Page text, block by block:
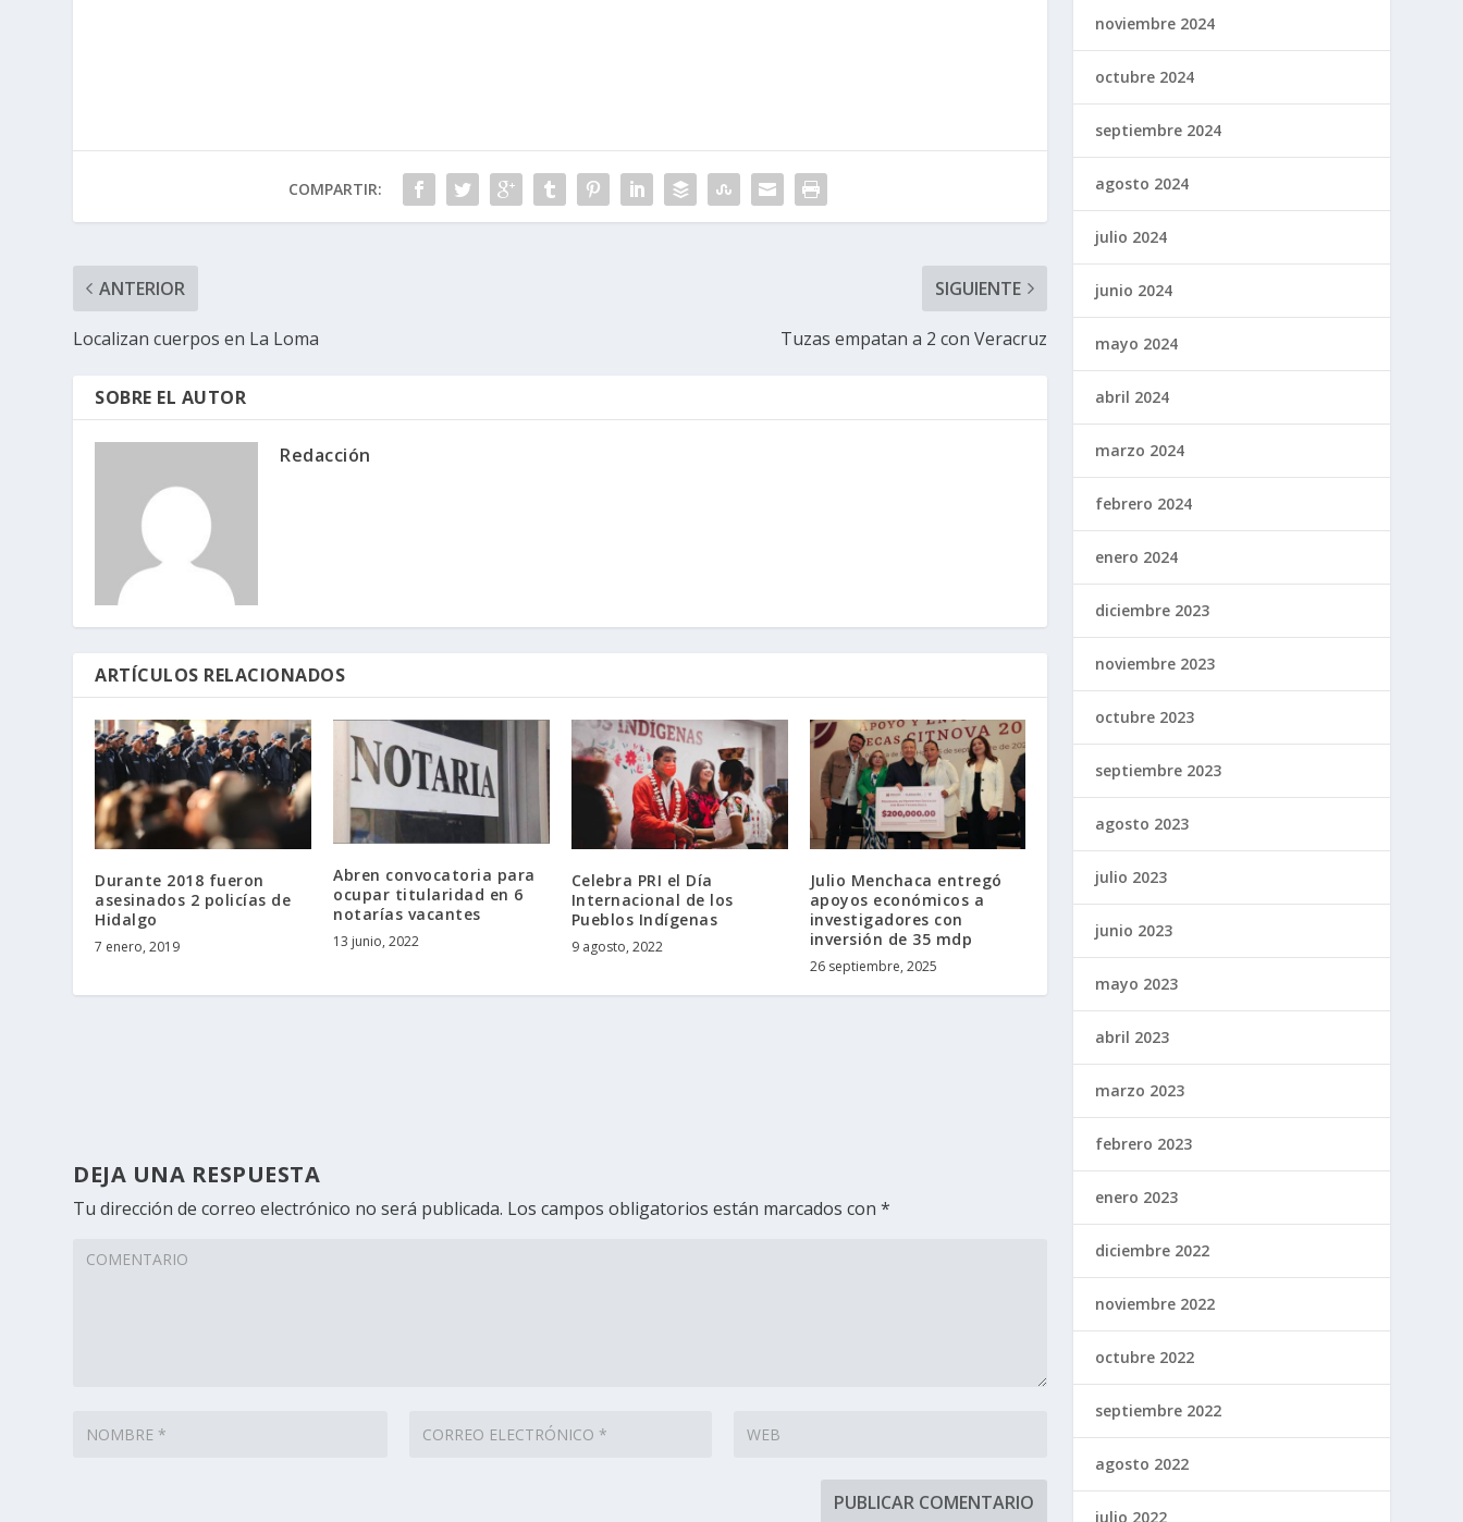
COMPARTIR:
ANTERIOR
Localizan cuerpos en La Loma
SIGUIENTE
Tuzas empatan a 2 con Veracruz
SOBRE EL AUTOR
Redacción
ARTÍCULOS RELACIONADOS
Durante 2018 fueron
asesinados 2 policías de
Hidalgo
7 enero, 2019
Abren convocatoria para
ocupar titularidad en 6
notarías vacantes
13 junio, 2022
Celebra PRI el Día
Internacional de los
Pueblos Indígenas
9 agosto, 2022
Julio Menchaca entregó
apoyos económicos a
investigadores con
inversión de 35 mdp
26 septiembre, 2025
DEJA UNA RESPUESTA
Tu dirección de correo electrónico no será publicada. Los campos obligatorios están marcados con*
noviembre 2024
octubre 2024
septiembre 2024
agosto 2024
julio 2024
junio 2024
mayo 2024
abril 2024
marzo 2024
febrero 2024
enero 2024
diciembre 2023
noviembre 2023
octubre 2023
septiembre 2023
agosto 2023
julio 2023
junio 2023
mayo 2023
abril 2023
marzo 2023
febrero 2023
enero 2023
diciembre 2022
noviembre 2022
octubre 2022
septiembre 2022
agosto 2022
julio 2022